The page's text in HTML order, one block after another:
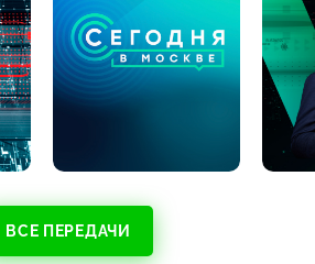
ВСЕ ПЕРЕДАЧИ